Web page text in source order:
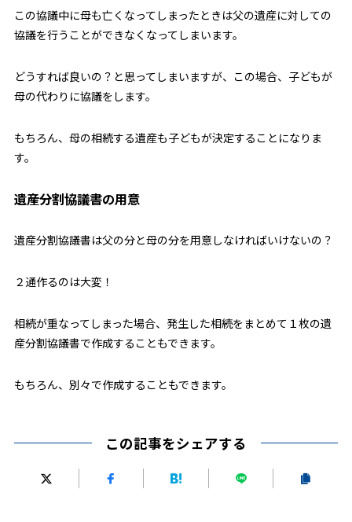
この協議中に母も亡くなってしまったときは父の遺産に対しての
協議を行うことができなくなってしまいます。
どうすれば良いの？と思ってしまいますが、この場合、子どもが
母の代わりに協議をします。
もちろん、母の相続する遺産も子どもが決定することになりま
す。
遺産分割協議書の用意
遺産分割協議書は父の分と母の分を用意しなければいけないの？
２通作るのは大変！
相続が重なってしまった場合、発生した相続をまとめて１枚の遺
産分割協議書で作成することもできます。
もちろん、別々で作成することもできます。
この記事をシェアする